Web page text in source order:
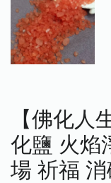
【佛化人
化鹽 火焰
場 祈福